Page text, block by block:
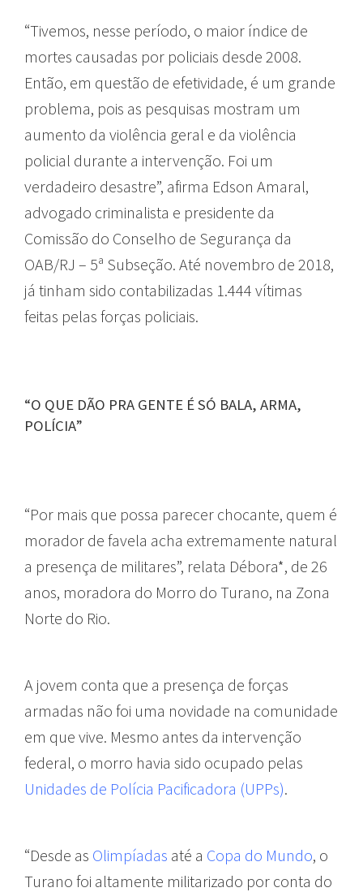
“Tivemos, nesse período, o maior índice de
mortes causadas por policiais desde 2008.
Então, em questão de efetividade, é um grande
problema, pois as pesquisas mostram um
aumento da violência geral e da violência
policial durante a intervenção. Foi um
verdadeiro desastre”, afirma Edson Amaral,
advogado criminalista e presidente da
Comissão do Conselho de Segurança da
OAB/RJ – 5ª Subseção. Até novembro de 2018,
já tinham sido contabilizadas 1.444 vítimas
feitas pelas forças policiais.
“O QUE DÃO PRA GENTE É SÓ BALA, ARMA,
POLÍCIA”
“Por mais que possa parecer chocante, quem é
morador de favela acha extremamente natural
a presença de militares”, relata Débora*, de 26
anos, moradora do Morro do Turano, na Zona
Norte do Rio.
A jovem conta que a presença de forças
armadas não foi uma novidade na comunidade
em que vive. Mesmo antes da intervenção
federal, o morro havia sido ocupado pelas
Unidades de Polícia Pacificadora (UPPs).
“Desde as Olimpíadas até a Copa do Mundo, o
Turano foi altamente militarizado por conta do